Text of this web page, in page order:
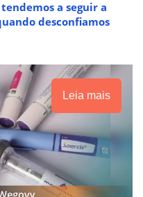
a seguir a
desconfiamos
Leia mais